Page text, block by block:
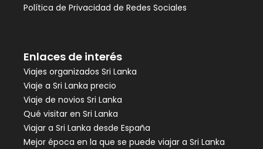
Política de Privacidad de Redes Sociales
Enlaces de interés
Viajes organizados Sri Lanka
Viaje a Sri Lanka precio
Viaje de novios Sri Lanka
Qué visitar en Sri Lanka
Viajar a Sri Lanka desde España
Mejor época en la que se puede viajar a Sri Lanka